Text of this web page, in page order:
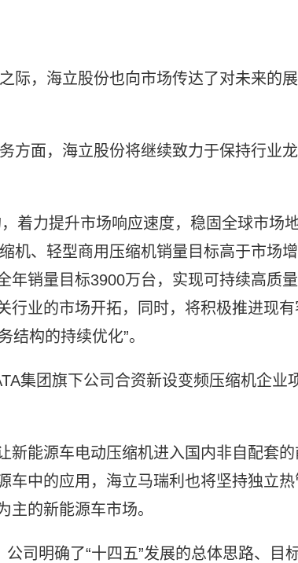
际，海立股份也向市场传达了对未来的展
方面，海立股份将继续致力于保持行业龙
着力提升市场响应速度，稳固全球市场
机、轻型商用压缩机销量目标高于市场增
年销量目标3900万台，实现可持续高质量
行业的市场开拓，同时，将积极推进现有
构的持续优化”。
集团旗下公司合资新设变频压缩机企业
新能源车电动压缩机进入国内非自配套的
车中的应用，海立马瑞利也将坚持独立热
的新能源车市场。
司明确了“十四五”发展的总体思路、目